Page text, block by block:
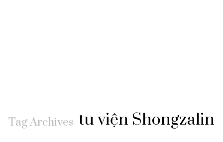
Tag Archives tu viện Shongzalin